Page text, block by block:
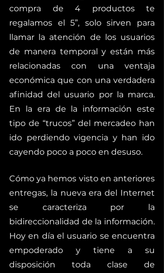
compra de 4 productos te
regalamos el 5”, solo sirven para
llamar la atención de los usuarios
de manera temporal y están más
relacionadas con una ventaja
económica que con una verdadera
afinidad del usuario por la marca.
En la era de la información este
tipo de “trucos” del mercadeo han
ido perdiendo vigencia y han ido
cayendo poco a poco en desuso.
Cómo ya hemos visto en anteriores
entregas, la nueva era del Internet
se caracteriza por la
bidireccionalidad de la información.
Hoy en día el usuario se encuentra
empoderado y tiene a su
disposición toda clase de